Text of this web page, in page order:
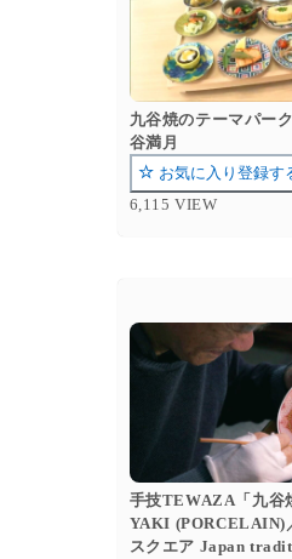
九谷焼のテーマパー
谷満月
お気に入り登録す
6,115 VIEW
手技TEWAZA「九谷
YAKI (PORCELAIN)
スクエア Japan